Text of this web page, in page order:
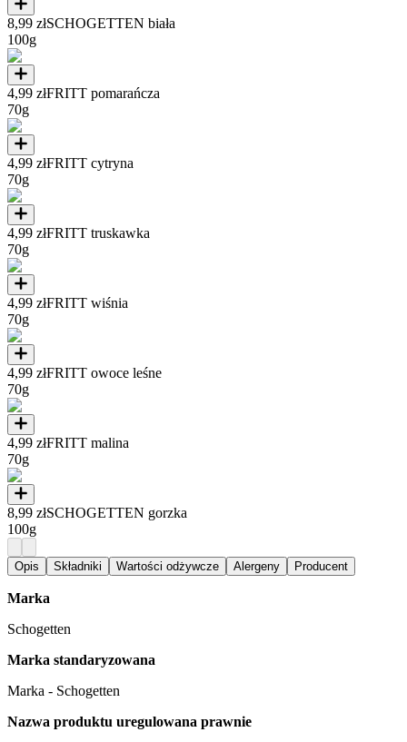
8,99 złSCHOGETTEN biała
100g
4,99 złFRITT pomarańcza
70g
4,99 złFRITT cytryna
70g
4,99 złFRITT truskawka
70g
4,99 złFRITT wiśnia
70g
4,99 złFRITT owoce leśne
70g
4,99 złFRITT malina
70g
8,99 złSCHOGETTEN gorzka
100g
Opis Składniki Wartości odżywcze Alergeny Producent
Marka
Schogetten
Marka standaryzowana
Marka - Schogetten
Nazwa produktu uregulowana prawnie